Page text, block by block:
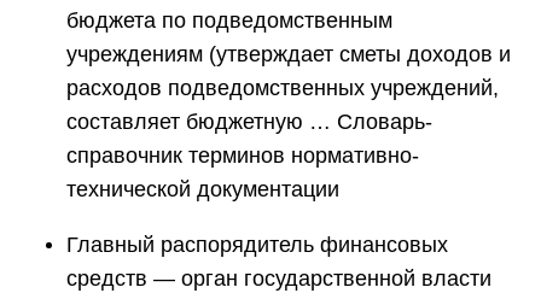
бюджета по подведомственным
учреждениям (утверждает сметы доходов и
расходов подведомственных учреждений,
составляет бюджетную … Словарь-
справочник терминов нормативно-
технической документации
Главный распорядитель финансовых
средств — орган государственной власти